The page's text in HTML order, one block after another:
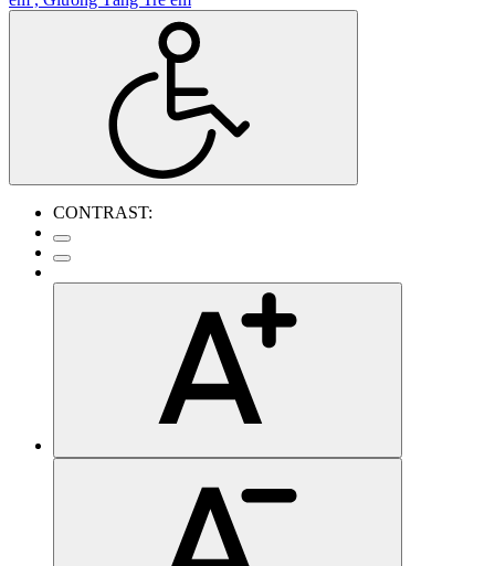
CONTRAST: